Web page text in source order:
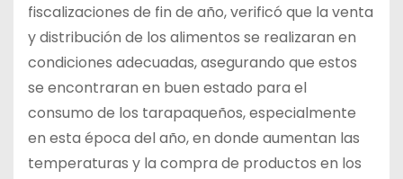
fiscalizaciones de fin de año, verificó que la venta
y distribución de los alimentos se realizaran en
condiciones adecuadas, asegurando que estos
se encontraran en buen estado para el
consumo de los tarapaqueños, especialmente
en esta época del año, en donde aumentan las
temperaturas y la compra de productos en los